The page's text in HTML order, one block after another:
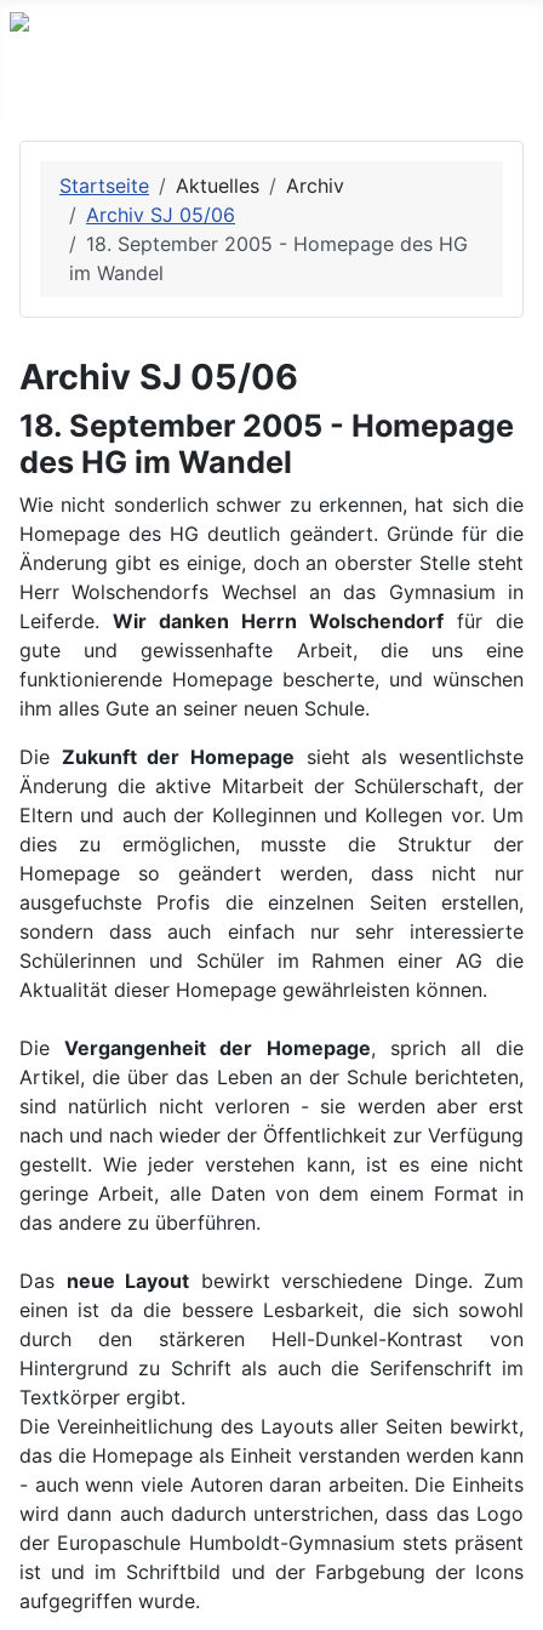
Startseite Aktuelles
Archiv
Archiv SJ 05/06
18. September 2005 - Homepage des HG
im Wandel
Archiv SJ 05/06
18. September 2005 - Homepage
des HG im Wandel
Wie nicht sonderlich schwer zu erkennen, hat sich die
Homepage des HG deutlich geändert. Gründe für die
Änderung gibt es einige, doch an oberster Stelle steht
Herr Wolschendorfs Wechsel an das Gymnasium in
Leiferde. Wir danken Herrn Wolschendorf für die
gute und gewissenhafte Arbeit, die uns eine
funktionierende Homepage bescherte, und wünschen
ihm alles Gute an seiner neuen Schule.
Die Zukunft der Homepage sieht als wesentlichste
Änderung die aktive Mitarbeit der Schülerschaft, der
Eltern und auch der Kolleginnen und Kollegen vor. Um
dies zu ermöglichen, musste die Struktur der
Homepage so geändert werden, dass nicht nur
ausgefuchste Profis die einzelnen Seiten erstellen,
sondern dass auch einfach nur sehr interessierte
Schülerinnen und Schüler im Rahmen einer AG die
Aktualität dieser Homepage gewährleisten können.
DieVergangenheit der Homepage, sprich all die
Artikel, die über das Leben an der Schule berichteten,
sind natürlich nicht verloren - sie werden aber erst
nach und nach wieder der Öffentlichkeit zur Verfügung
gestellt. Wie jeder verstehen kann, ist es eine nicht
geringe Arbeit, alle Daten von dem einem Format in
das andere zu überführen.
Das neue Layout bewirkt verschiedene Dinge. Zum
einen ist da die bessere Lesbarkeit, die sich sowohl
durch den stärkeren Hell-Dunkel-Kontrast von
Hintergrund zu Schrift als auch die Serifenschrift im
Textkörper ergibt.
Die Vereinheitlichung des Layouts aller Seiten bewirkt,
das die Homepage als Einheit verstanden werden kann
- auch wenn viele Autoren daran arbeiten. Die Einheits
wird dann auch dadurch unterstrichen, dass das Logo
der Europaschule Humboldt-Gymnasium stets präsent
ist und im Schriftbild und der Farbgebung der Icons
aufgegriffen wurde.